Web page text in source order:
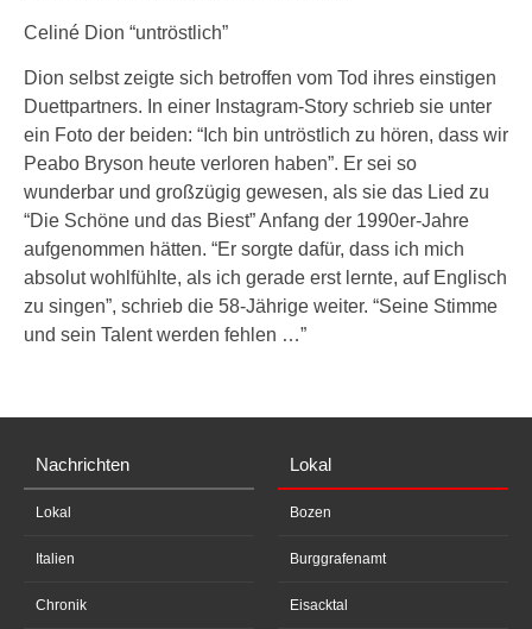
Celiné Dion “untröstlich”
Dion selbst zeigte sich betroffen vom Tod ihres einstigen
Duettpartners. In einer Instagram-Story schrieb sie unter
ein Foto der beiden: “Ich bin untröstlich zu hören, dass wir
Peabo Bryson heute verloren haben”. Er sei so
wunderbar und großzügig gewesen, als sie das Lied zu
“Die Schöne und das Biest” Anfang der 1990er-Jahre
aufgenommen hätten. “Er sorgte dafür, dass ich mich
absolut wohlfühlte, als ich gerade erst lernte, auf Englisch
zu singen”, schrieb die 58-Jährige weiter. “Seine Stimme
und sein Talent werden fehlen …”
Nachrichten
Lokal
Italien
Chronik
Lokal
Bozen
Burggrafenamt
Eisacktal